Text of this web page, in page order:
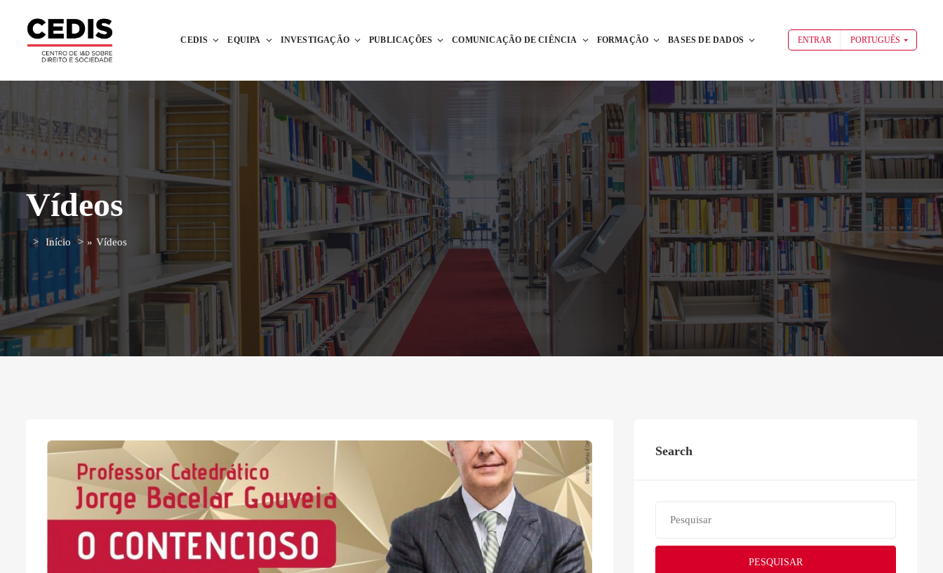
CEDIS EQUIPA INVESTIGAÇÃO PUBLICAÇÕES COMUNICAÇÃO DE CIÊNCIA FORMAÇÃO BASES DE DADOS ENTRAR PORTUGUÊS
Vídeos
Início » Vídeos
Search
PESQUISAR